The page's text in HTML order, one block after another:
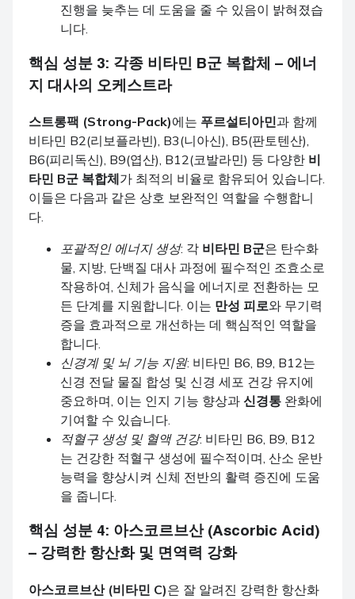
진행을 늦추는 데 도움을 줄 수 있음이 밝혀졌습
니다.
핵심 성분 3: 각종 비타민 B군 복합체
– 에너
지 대사의 오케스트라
스트롱팩 (Strong-Pack)에는 푸르설티아민과 함께
비타민 B2(리보플라빈), B3(니아신), B5(판토텐산),
B6(피리독신), B9(엽산), B12(코발라민) 등 다양한 비
타민 B군 복합체가 최적의 비율로 함유되어 있습니다.
이들은 다음과 같은 상호 보완적인 역할을 수행합니
다.
포괄적인 에너지 생성: 각 비타민 B군은 탄수화
물, 지방, 단백질 대사 과정에 필수적인 조효소로
작용하여, 신체가 음식을 에너지로 전환하는 모
든 단계를 지원합니다. 이는 만성 피로와 무기력
증을 효과적으로 개선하는 데 핵심적인 역할을
합니다.
신경계 및 뇌 기능 지원: 비타민 B6, B9, B12는
신경 전달 물질 합성 및 신경 세포 건강 유지에
중요하며, 이는 인지 기능 향상과 신경통 완화에
기여할 수 있습니다.
적혈구 생성 및 혈액 건강: 비타민 B6, B9, B12
는 건강한 적혈구 생성에 필수적이며, 산소 운반
능력을 향상시켜 신체 전반의 활력 증진에 도움
을 줍니다.
핵심 성분 4: 아스코르브산 (Ascorbic Acid)
– 강력한 항산화 및 면역력 강화
아스코르브산 (비타민 C)은 잘 알려진 강력한 항산화